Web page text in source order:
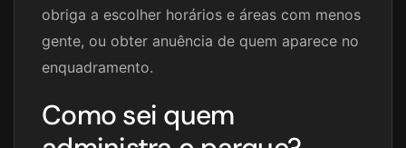
obriga a escolher horários e áreas com menos
gente, ou obter anuência de quem aparece no
enquadramento.
Como sei quem